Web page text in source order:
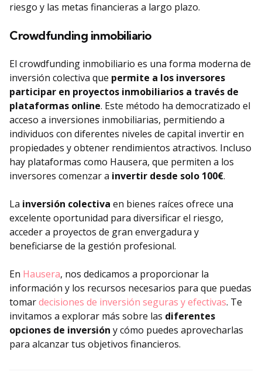
riesgo y las metas financieras a largo plazo.
Crowdfunding inmobiliario
El crowdfunding inmobiliario es una forma moderna de
inversión colectiva que permite a los inversores
participar en proyectos inmobiliarios a través de
plataformas online. Este método ha democratizado el
acceso a inversiones inmobiliarias, permitiendo a
individuos con diferentes niveles de capital invertir en
propiedades y obtener rendimientos atractivos. Incluso
hay plataformas como Hausera, que permiten a los
inversores comenzar a invertir desde solo 100€.
La inversión colectiva en bienes raíces ofrece una
excelente oportunidad para diversificar el riesgo,
acceder a proyectos de gran envergadura y
beneficiarse de la gestión profesional.
En Hausera, nos dedicamos a proporcionar la
información y los recursos necesarios para que puedas
tomardecisiones de inversión seguras y efectivas. Te
invitamos a explorar más sobre las diferentes
opciones de inversión y cómo puedes aprovecharlas
para alcanzar tus objetivos financieros.